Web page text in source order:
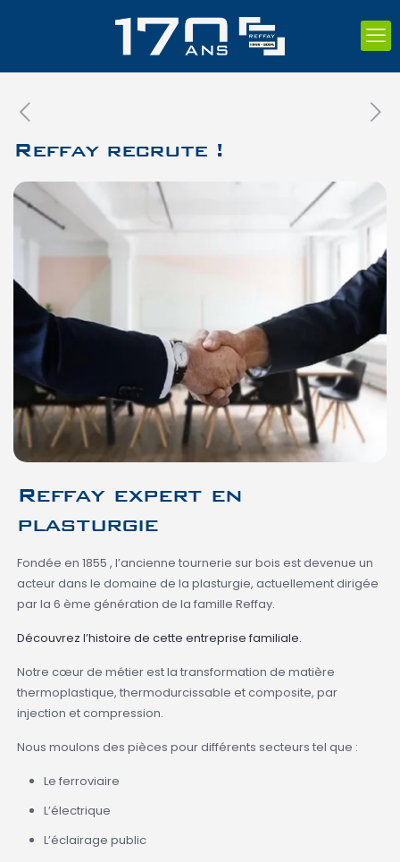
Reffay recrute !
Reffay expert en
plasturgie
Fondée en 1855 , l’ancienne tournerie sur bois est devenue un
acteur dans le domaine de la plasturgie, actuellement dirigée
par la 6 ème génération de la famille Reffay.
Découvrez l’histoire de cette entreprise familiale.
Notre cœur de métier est la transformation de matière
thermoplastique, thermodurcissable et composite, par
injection et compression.
Nous moulons des pièces pour différents secteurs tel que :
Le ferroviaire
L’électrique
L’éclairage public